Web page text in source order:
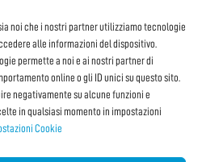
noi che i nostri partner utilizziamo tecnologie
alle informazioni del dispositivo.
permette a noi e ai nostri partner di
online o gli ID unici su questo sito.
negativamente su alcune funzioni e
in qualsiasi momento in impostazioni
Cookie
Newsletter
QUESTA PAGINA!